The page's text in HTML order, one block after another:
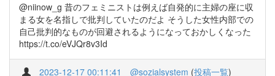
@niinow_g 昔のフェミニストは例えば自発的に主婦の座に収
まる女を名指しで批判していたのだよ そうした女性内部での
自己批判的なものが回避されるようになっておかしくなった
https://t.co/eVJQr8v3Id
2023-12-17 00:11:41 @sozialsystem (投稿一覧)